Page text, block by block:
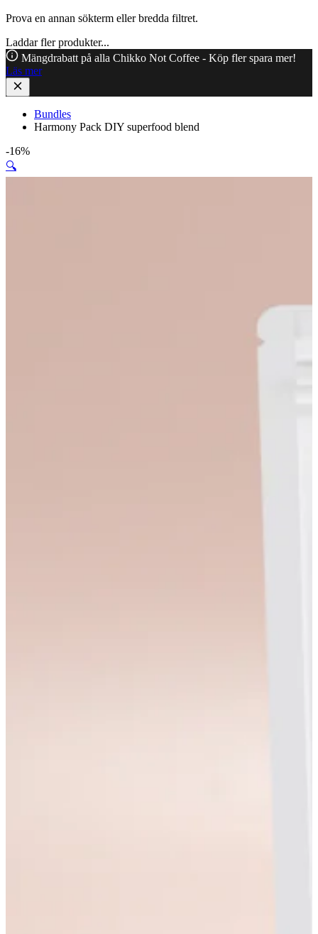
Prova en annan sökterm eller bredda filtret.
Laddar fler produkter...
Mängdrabatt på alla Chikko Not Coffee - Köp fler spara mer!
Läs mer
Bundles
Harmony Pack DIY superfood blend
-16%
🔍